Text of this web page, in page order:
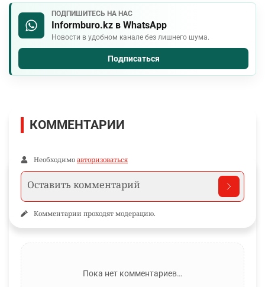
ПОДПИШИТЕСЬ НА НАС
Informburo.kz в WhatsApp
Новости в удобном канале без лишнего шума.
Подписаться
КОММЕНТАРИИ
Необходимо авторизоваться
Комментарии проходят модерацию.
Пока нет комментариев…